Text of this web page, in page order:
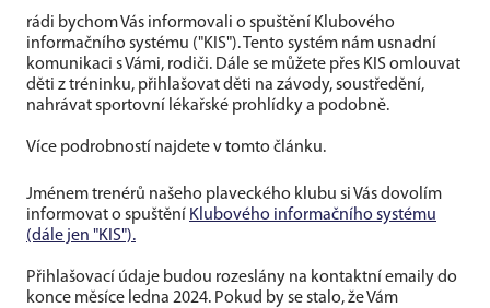
rádi bychom Vás informovali o spuštění Klubového
informačního systému ("KIS"). Tento systém nám usnadní
komunikaci s Vámi, rodiči. Dále se můžete přes KIS omlouvat
děti z tréninku, přihlašovat děti na závody, soustředění,
nahrávat sportovní lékařské prohlídky a podobně.
Více podrobností najdete v tomto článku.
Jménem trenérů našeho plaveckého klubu si Vás dovolím
informovat o spuštění Klubového informačního systému
(dále jen "KIS").
Přihlašovací údaje budou rozeslány na kontaktní emaily do
konce měsíce ledna 2024. Pokud by se stalo, že Vám